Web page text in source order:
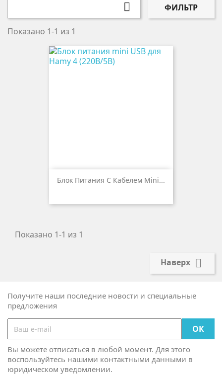
 ФИЛЬТР
Показано 1-1 из 1
Блок Питания С Кабелем Mini...
Показано 1-1 из 1
Наверх 
Получите наши последние новости и специальные
предложения
Вы можете отписаться в любой момент. Для этого
воспользуйтесь нашими контактными данными в
юридическом уведомлении.